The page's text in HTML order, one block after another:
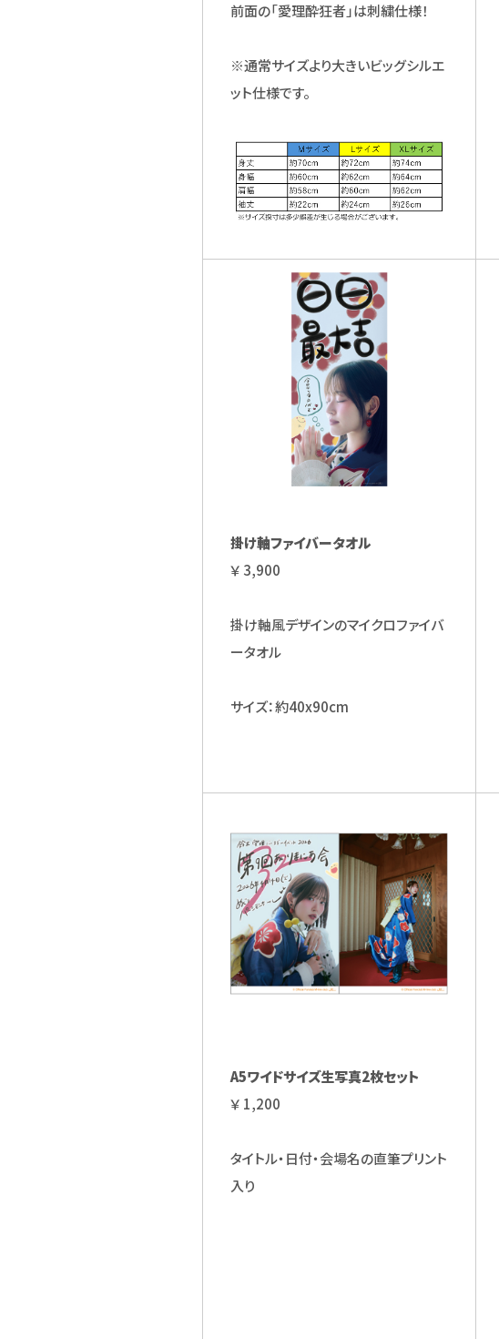
前面の「愛理酔狂者」は刺繍仕様！
※通常サイズより大きいビッグシルエ
ット仕様です。
掛け軸ファイバータオル
￥ 3,900
掛け軸風デザインのマイクロファイバ
ータオル
サイズ：約40x90cm
A5ワイドサイズ生写真2枚セット
￥ 1,200
タイトル・日付・会場名の直筆プリント
入り